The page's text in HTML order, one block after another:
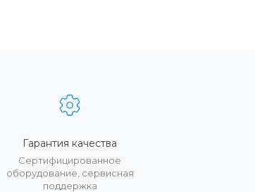
Гарантия качества
Сертифицированное
оборудование, сервисная
поддержка